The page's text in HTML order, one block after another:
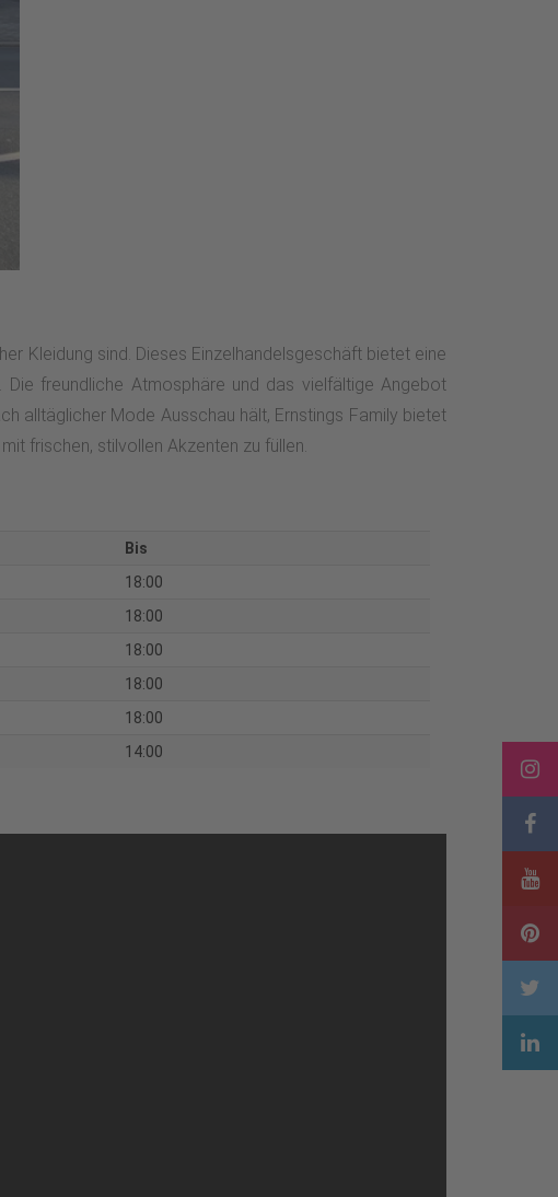
Kleidung sind. Dieses Einzelhandelsgeschäft bietet eine
freundliche Atmosphäre und das vielfältige Angebot
alltäglicher Mode Ausschau hält, Ernstings Family bietet
frischen, stilvollen Akzenten zu füllen.
Bis
18:00
18:00
18:00
18:00
18:00
14:00